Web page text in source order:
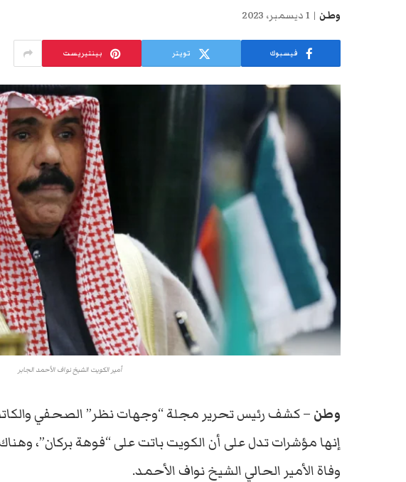
وطن 1 ديسمبر، 2023
فيسبوك تويتر بينتيريست
أمير الكويت الشيخ نواف الأحمد الجابر
وطن – كشف رئيس تحرير مجلة “وجهات نظر” الصحفي
إنها مؤشرات تدل على أن الكويت باتت على “فوهة بركان”،
وفاة الأمير الحالي الشيخ نواف الأحمد.